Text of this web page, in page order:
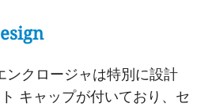
ンクロージャは特別に設計
キャップが付いており、セ